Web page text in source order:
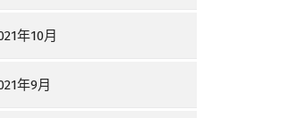
年10月
年9月